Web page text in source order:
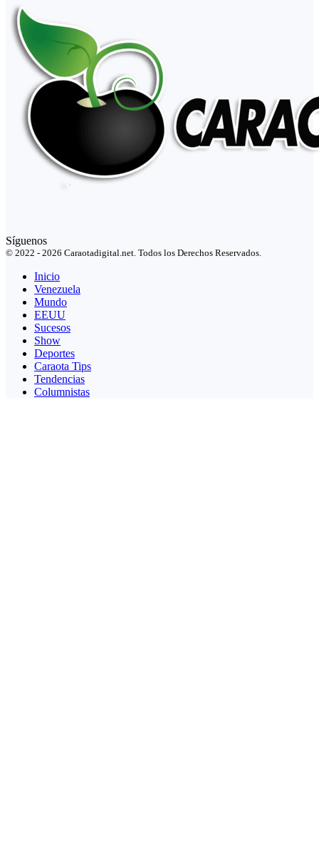
Síguenos
© 2022 - 2026 Caraotadigital.net. Todos los Derechos Reservados.
Inicio
Venezuela
Mundo
EEUU
Sucesos
Show
Deportes
Caraota Tips
Tendencias
Columnistas